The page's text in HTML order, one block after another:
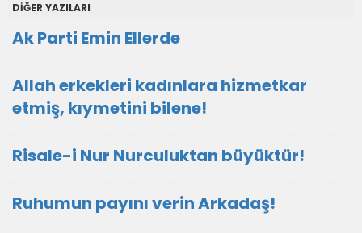
DİĞER YAZILARI
Ak Parti Emin Ellerde
Allah erkekleri kadınlara hizmetkar
etmiş, kıymetini bilene!
Risale-i Nur Nurculuktan büyüktür!
Ruhumun payını verin Arkadaş!